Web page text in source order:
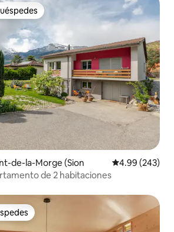
entre huéspedes
de-la-Morge (Sion Calificación
4.99 (243)
de 2 habitaciones